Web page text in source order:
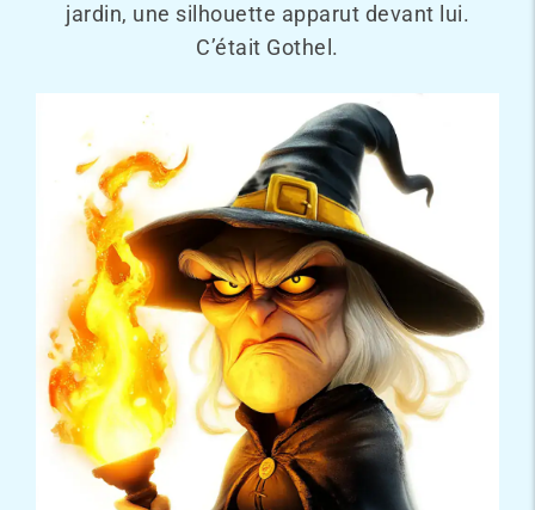
jardin, une silhouette apparut devant lui.
C’était Gothel.